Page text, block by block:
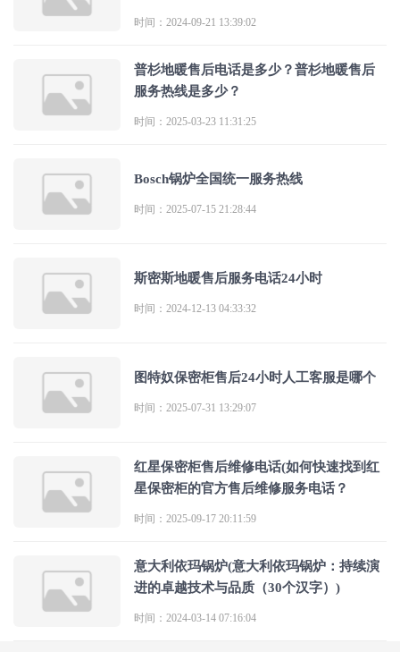
时间：2024-09-21 13:39:02
普杉地暖售后电话是多少？普杉地暖售后
服务热线是多少？
时间：2025-03-23 11:31:25
Bosch锅炉全国统一服务热线
时间：2025-07-15 21:28:44
斯密斯地暖售后服务电话24小时
时间：2024-12-13 04:33:32
图特奴保密柜售后24小时人工客服是哪个
时间：2025-07-31 13:29:07
红星保密柜售后维修电话(如何快速找到红
星保密柜的官方售后维修服务电话？
时间：2025-09-17 20:11:59
意大利依玛锅炉(意大利依玛锅炉：持续演
进的卓越技术与品质（30个汉字）)
时间：2024-03-14 07:16:04